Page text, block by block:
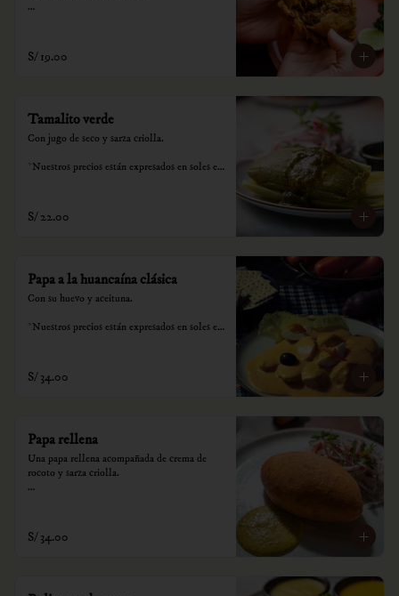
consumo.
S/ 19.00
Tamalito verde
Con jugo de seco y sarza criolla.
*Nuestros precios están expresados en soles e
S/ 22.00
Papa a la huancaína clásica
Con su huevo y aceituna.
*Nuestros precios están expresados en soles e
S/ 34.00
Papa rellena
Una papa rellena acompañada de crema de
rocoto y sarza criolla.
consumo.
S/ 34.00